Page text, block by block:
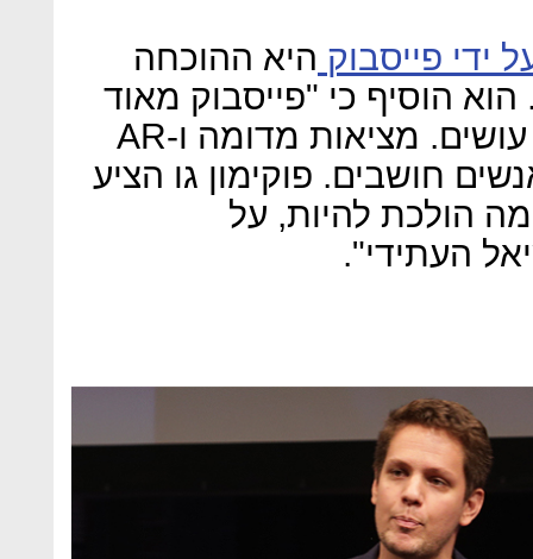
ידי פייסבוק היא ההוכחה
הוסיף כי "פייסבוק מאוד
חזקה במידע של מה שאנשים עושים. מציאות מדומה ו-AR
חושבים. פוקימון גו הציע
הולכת להיות, על
העתידי".